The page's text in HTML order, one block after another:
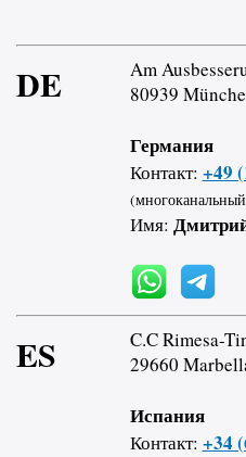
DE
Am
80939
Германия
Контакт: +49
Имя:
ES
C.C Rimesa-
29660
Испания
Контакт: +34